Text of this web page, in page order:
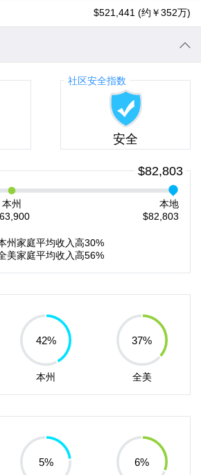
$521,441 (约￥352万)
社区安全指数
安全
$82,803
本州
本地
$82,803
州家庭平均收入高30%
美家庭平均收入高56%
42%
本州
37%
全美
5% 6%